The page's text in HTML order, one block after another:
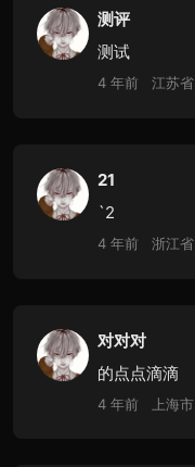
测评
测试
4 年前 江苏省
21
`2
4 年前 浙江省
对对对
的点点滴滴
4 年前 上海市